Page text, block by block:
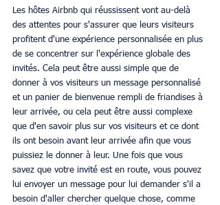
Les hôtes Airbnb qui réussissent vont au-delà
des attentes pour s'assurer que leurs visiteurs
profitent d'une expérience personnalisée en plus
de se concentrer sur l'expérience globale des
invités. Cela peut être aussi simple que de
donner à vos visiteurs un message personnalisé
et un panier de bienvenue rempli de friandises à
leur arrivée, ou cela peut être aussi complexe
que d'en savoir plus sur vos visiteurs et ce dont
ils ont besoin avant leur arrivée afin que vous
puissiez le donner à leur. Une fois que vous
savez que votre invité est en route, vous pouvez
lui envoyer un message pour lui demander s'il a
besoin d'aller chercher quelque chose, comme